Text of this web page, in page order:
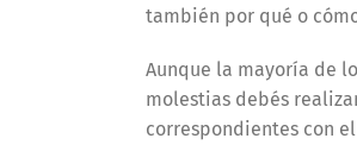
también por qué o
Aunque la mayoría de
molestias debés
correspondientes con